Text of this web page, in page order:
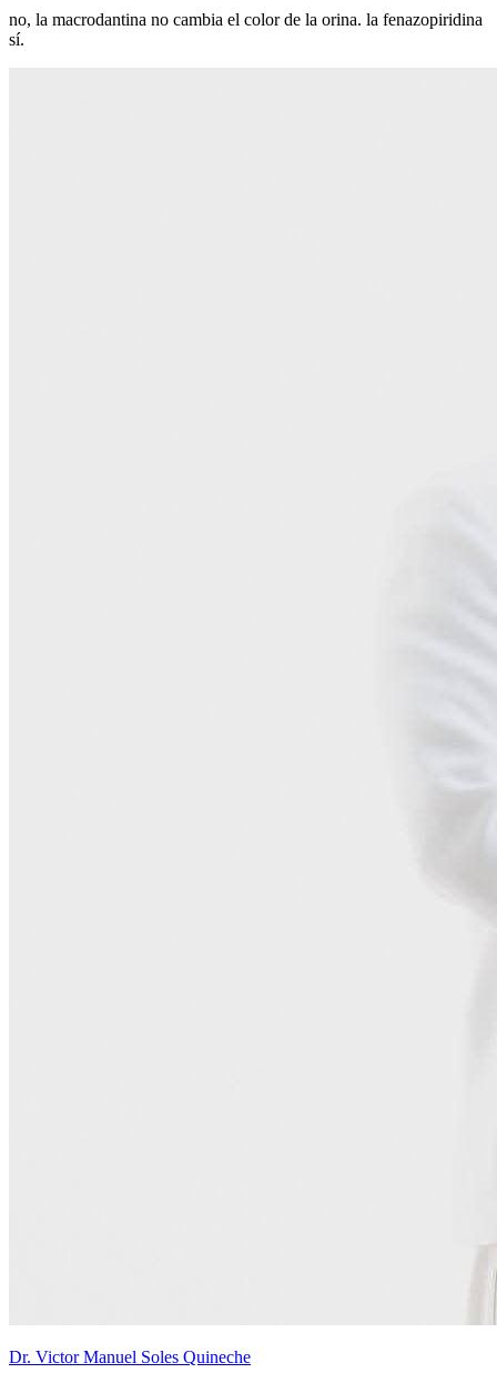
no, la macrodantina no cambia el color de la orina. la fenazopiridina
sí.
Dr. Victor Manuel Soles Quineche